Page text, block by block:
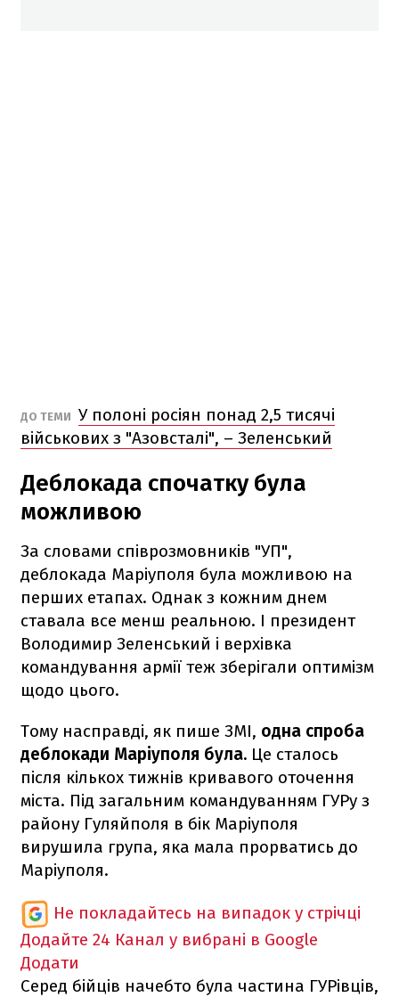
ДО ТЕМИ У полоні росіян понад 2,5 тисячі
військових з "Азовсталі", – Зеленський
Деблокада спочатку була
можливою
За словами співрозмовників "УП",
деблокада Маріуполя була можливою на
перших етапах. Однак з кожним днем
ставала все менш реальною. І президент
Володимир Зеленський і верхівка
командування армії теж зберігали оптимізм
щодо цього.
Тому насправді, як пише ЗМІ, одна спроба
деблокади Маріуполя була. Це сталось
після кількох тижнів кривавого оточення
міста. Під загальним командуванням ГУРу з
району Гуляйполя в бік Маріуполя
вирушила група, яка мала прорватись до
Маріуполя.
Не покладайтесь на випадок у стрічці
Додайте 24 Канал у вибрані в Google
Додати
Серед бійців начебто була частина ГУРівців,